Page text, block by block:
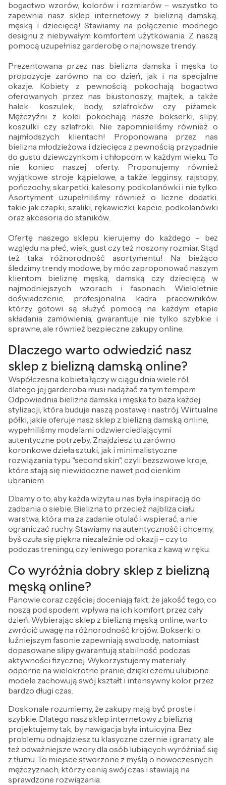
bogactwo wzorów, kolorów i rozmiarów – wszystko to
zapewnia nasz sklep internetowy z bielizną damską,
męską i dziecięcą! Stawiamy na połączenie modnego
designu z niebywałym komfortem użytkowania. Z naszą
pomocą uzupełnisz garderobę o najnowsze trendy.
Prezentowana przez nas bielizna damska i męska to
propozycje zarówno na co dzień, jak i na specjalne
okazje. Kobiety z pewnością pokochają bogactwo
oferowanych przez nas biustonoszy, majtek, a także
halek, koszulek, body, szlafroków czy piżamek.
Mężczyźni z kolei pokochają nasze bokserki, slipy,
koszulki czy szlafroki. Nie zapomnieliśmy również o
najmłodszych klientach! Proponowana przez nas
bielizna młodzieżowa i dziecięca z pewnością przypadnie
do gustu dziewczynkom i chłopcom w każdym wieku. To
nie koniec naszej oferty. Proponujemy również
wyjątkowe stroje kąpielowe, a także legginsy, rajstopy,
pończochy, skarpetki, kalesony, podkolanówki i nie tylko.
Asortyment uzupełniliśmy również o liczne dodatki,
takie jak czapki, szaliki, rękawiczki, kapcie, podkolanówki
oraz akcesoria do staników.
Ofertę naszego sklepu kierujemy do każdego – bez
względu na płeć, wiek, gust czy też noszony rozmiar. Stąd
też taka różnorodność asortymentu! Na bieżąco
śledzimy trendy modowe, by móc zaproponować naszym
klientom bieliznę męską, damską czy dziecięcą w
najmodniejszych wzorach i fasonach. Wieloletnie
doświadczenie, profesjonalna kadra pracowników,
którzy gotowi są służyć pomocą na każdym etapie
składania zamówienia, gwarantuje nie tylko szybkie i
sprawne, ale również bezpieczne zakupy online.
Dlaczego warto odwiedzić nasz
sklep z bielizną damską online?
Współczesna kobieta łączy w ciągu dnia wiele ról,
dlatego jej garderoba musi nadążać za tym tempem.
Odpowiednia bielizna damska i męska to baza każdej
stylizacji, która buduje naszą postawę i nastrój. Wirtualne
półki, jakie oferuje nasz sklep z bielizną damską online,
wypełniliśmy modelami odzwierciedlającymi
autentyczne potrzeby. Znajdziesz tu zarówno
koronkowe dzieła sztuki, jak i minimalistyczne
rozwiązania typu "second skin", czyli bezszwowe kroje,
które stają się niewidoczne nawet pod cienkim
ubraniem.
Dbamy o to, aby każda wizyta u nas była inspiracją do
zadbania o siebie. Bielizna to przecież najbliza ciału
warstwa, która ma za zadanie otulać i wspierać, a nie
ograniczać ruchy. Stawiamy na autentyczność i chcemy,
byś czuła się piękna niezależnie od okazji – czy to
podczas treningu, czy leniwego poranka z kawą w ręku.
Co wyróżnia dobry sklep z bielizną
męską online?
Panowie coraz częściej doceniają fakt, że jakość tego, co
noszą pod spodem, wpływa na ich komfort przez cały
dzień. Wybierając sklep z bielizną męską online, warto
zwrócić uwagę na różnorodność krojów. Bokserki o
luźniejszym fasonie zapewniają swobodę, natomiast
dopasowane slipy gwarantują stabilność podczas
aktywności fizycznej. Wykorzystujemy materiały
odporne na wielokrotne pranie, dzięki czemu ulubione
modele zachowują swój kształt i intensywny kolor przez
bardzo długi czas.
Doskonale rozumiemy, że zakupy mają być proste i
szybkie. Dlatego nasz sklep internetowy z bielizną
projektujemy tak, by nawigacja była intuicyjna. Bez
problemu odnajdziesz tu klasyczne czernie i granaty, ale
też odważniejsze wzory dla osób lubiących wyróżniać się
z tłumu. To miejsce stworzone z myślą o nowoczesnych
mężczyznach, którzy cenią swój czas i stawiają na
sprawdzone rozwiązania.